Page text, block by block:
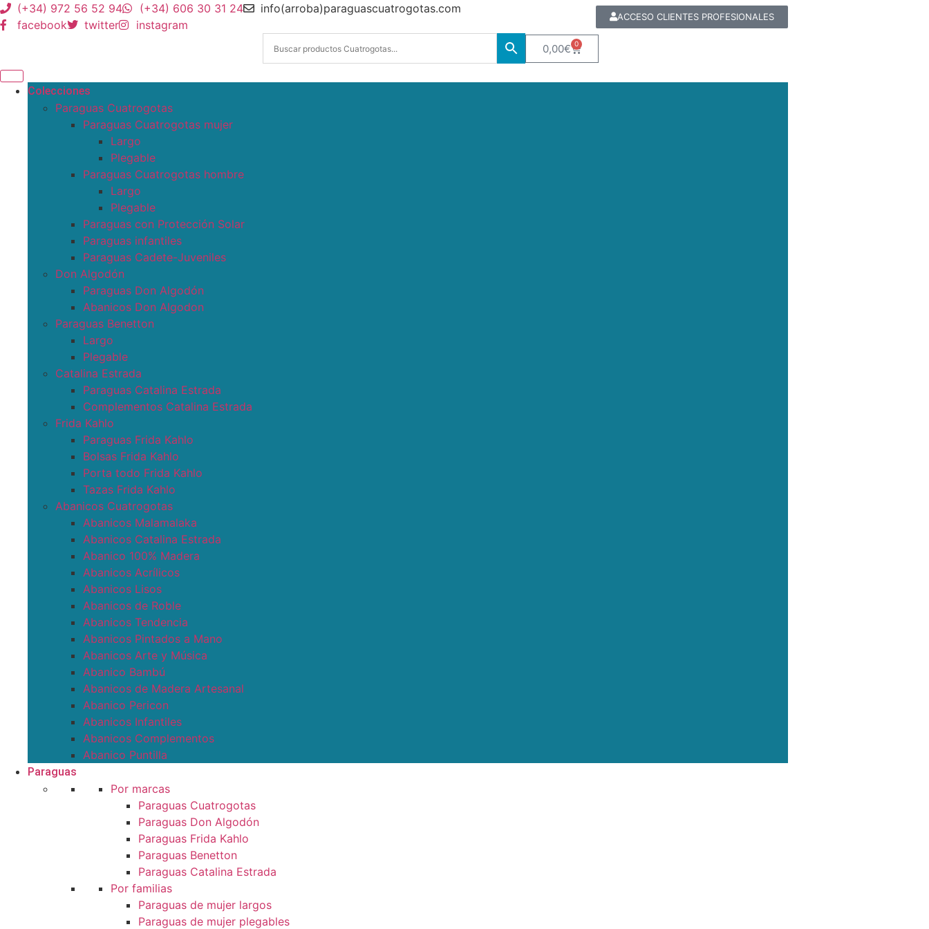
(+34) 972 56 52 94 (+34) 606 30 31 24
info(arroba)paraguascuatrogotas.com
facebook
twitter instagram
ACCESO CLIENTES PROFESIONALES
0,00€ 0
Colecciones
Paraguas Cuatrogotas
Paraguas Cuatrogotas mujer
Largo
Plegable
Paraguas Cuatrogotas hombre
Largo
Plegable
Paraguas con Protección Solar
Paraguas infantiles
Paraguas Cadete-Juveniles
Don Algodón
Paraguas Don Algodón
Abanicos Don Algodon
Paraguas Benetton
Largo
Plegable
Catalina Estrada
Paraguas Catalina Estrada
Complementos Catalina Estrada
Frida Kahlo
Paraguas Frida Kahlo
Bolsas Frida Kahlo
Porta todo Frida Kahlo
Tazas Frida Kahlo
Abanicos Cuatrogotas
Abanicos Malamalaka
Abanicos Catalina Estrada
Abanico 100% Madera
Abanicos Acrílicos
Abanicos Lisos
Abanicos de Roble
Abanicos Tendencia
Abanicos Pintados a Mano
Abanicos Arte y Música
Abanico Bambú
Abanicos de Madera Artesanal
Abanico Pericon
Abanicos Infantiles
Abanicos Complementos
Abanico Puntilla
Paraguas
Por marcas
Paraguas Cuatrogotas
Paraguas Don Algodón
Paraguas Frida Kahlo
Paraguas Benetton
Paraguas Catalina Estrada
Por familias
Paraguas de mujer largos
Paraguas de mujer plegables